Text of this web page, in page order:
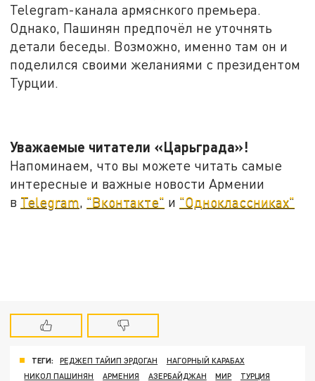
Telegram-канала армяснкого премьера.
Однако, Пашинян предпочёл не уточнять
детали беседы. Возможно, именно там он и
поделился своими желаниями с президентом
Турции.
Уважаемые читатели «Царьграда»!
Напоминаем, что вы можете читать самые
интересные и важные новости Армении
в Telegram, "Вконтакте" и "Одноклассниках"
ТЕГИ: РЕДЖЕП ТАЙИП ЭРДОГАН
НАГОРНЫЙ КАРАБАХ
НИКОЛ ПАШИНЯН
АРМЕНИЯ АЗЕРБАЙДЖАН МИР ТУРЦИЯ